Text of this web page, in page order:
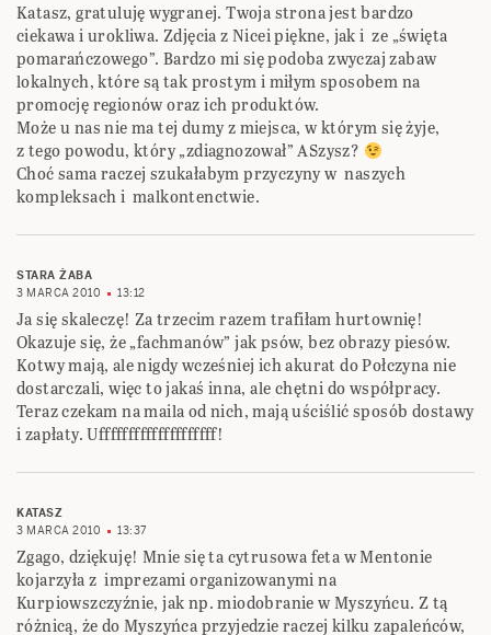
Katasz, gratuluję wygranej. Twoja strona jest bardzo
ciekawa i urokliwa. Zdjęcia z Nicei piękne, jak i ze „święta
pomarańczowego”. Bardzo mi się podoba zwyczaj zabaw
lokalnych, które są tak prostym i miłym sposobem na
promocję regionów oraz ich produktów.
Może u nas nie ma tej dumy z miejsca, w którym się żyje,
z tego powodu, który „zdiagnozował” ASzysz?
Choć sama raczej szukałabym przyczyny w naszych
kompleksach i malkontenctwie.
STARA ŻABA
3 MARCA 2010
13:12
Ja się skaleczę! Za trzecim razem trafiłam hurtownię!
Okazuje się, że „fachmanów” jak psów, bez obrazy piesów.
Kotwy mają, ale nigdy wcześniej ich akurat do Połczyna nie
dostarczali, więc to jakaś inna, ale chętni do współpracy.
Teraz czekam na maila od nich, mają uściślić sposób dostawy
i zapłaty. Uffffffffffffffffffff!
KATASZ
3 MARCA 2010
13:37
Zgago, dziękuję! Mnie się ta cytrusowa feta w Mentonie
kojarzyła z imprezami organizowanymi na
Kurpiowszczyźnie, jak np. miodobranie w Myszyńcu. Z tą
różnicą, że do Myszyńca przyjedzie raczej kilku zapaleńców,